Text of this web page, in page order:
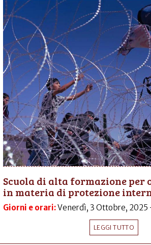
Scuola di alta formazione per
in materia di protezione
Giorni e orari:Venerdì, 3 Ottobre, 2025
LEGGI TUTTO